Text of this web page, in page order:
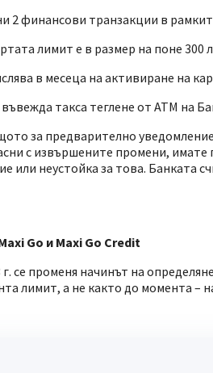
2 финансови транзакции в
лимит е в размер на поне 300
в месеца на активиране на
такса теглене от АТМ на
за предварително
с извършените промени,
или неустойка за това. Банката
Go и Maxi Go Credit
г. се променя начинът на
лимит, а не както до момента –